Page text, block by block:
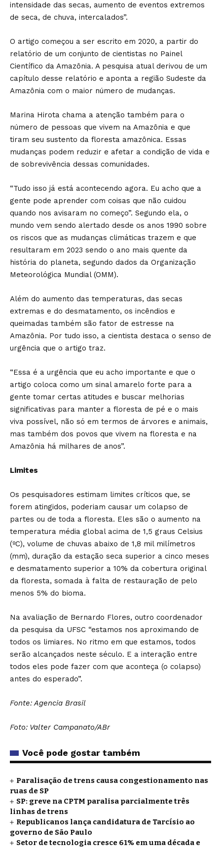
intensidade das secas, aumento de eventos extremos
de seca, de chuva, intercalados”.
O artigo começou a ser escrito em 2020, a partir do
relatório de um conjunto de cientistas no Painel
Científico da Amazônia. A pesquisa atual derivou de um
capítulo desse relatório e aponta a região Sudeste da
Amazônia com o maior número de mudanças.
Marina Hirota chama a atenção também para o
número de pessoas que vivem na Amazônia e que
tiram seu sustento da floresta amazônica. Essas
mudanças podem reduzir e afetar a condição de vida e
de sobrevivência dessas comunidades.
“Tudo isso já está acontecendo agora. Eu acho que a
gente pode aprender com coisas que não cuidou
quando nos avisaram no começo”. Segundo ela, o
mundo vem sendo alertado desde os anos 1990 sobre
os riscos que as mudanças climáticas trazem e que
resultaram em 2023 sendo o ano mais quente da
história do planeta, segundo dados da Organização
Meteorológica Mundial (OMM).
Além do aumento das temperaturas, das secas
extremas e do desmatamento, os incêndios e
queimadas também são fator de estresse na
Amazônia. Por tudo isso, a cientista destaca o senso de
urgência que o artigo traz.
“Essa é a urgência que eu acho importante e que o
artigo coloca como um sinal amarelo forte para a
gente tomar certas atitudes e buscar melhorias
significativas para manter a floresta de pé e o mais
viva possível, não só em termos de árvores e animais,
mas também dos povos que vivem na floresta e na
Amazônia há milhares de anos”.
Limites
Os pesquisadores estimam limites críticos que, se
forem atingidos, poderiam causar um colapso de
partes ou de toda a floresta. Eles são o aumento na
temperatura média global acima de 1,5 graus Celsius
(ºC), volume de chuvas abaixo de 1,8 mil milímetros
(mm), duração da estação seca superior a cinco meses
e desmatamento superior a 10% da cobertura original
da floresta, somada à falta de restauração de pelo
menos 5% do bioma.
Na avaliação de Bernardo Flores, outro coordenador
da pesquisa da UFSC “estamos nos aproximando de
todos os limiares. No ritmo em que estamos, todos
serão alcançados neste século. E a interação entre
todos eles pode fazer com que aconteça (o colapso)
antes do esperado”.
Fonte: Agencia Brasil
Foto: Valter Campanato/ABr
Você pode gostar também
Paralisação de trens causa congestionamento nas
ruas de SP
SP: greve na CPTM paralisa parcialmente três
linhas de trens
Republicanos lança candidatura de Tarcísio ao
governo de São Paulo
Setor de tecnologia cresce 61% em uma década e